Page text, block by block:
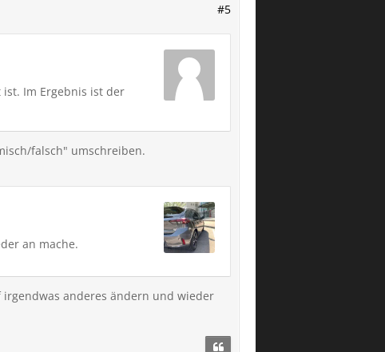
#5
ist. Im Ergebnis ist der
falsch" umschreiben.
an mache.
anderes ändern und wieder